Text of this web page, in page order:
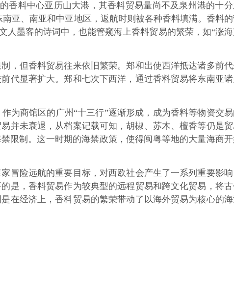
香料中心亚历山大港，其香料贸易量尚不及泉州港的十
亚、南亚和中亚地区，返航时则被各种香料填满。香料
人墨客的诗词中，也能管窥海上香料贸易的繁荣，如“涨
但香料贸易往来依旧繁荣。郑和出使西洋抵达诸多前
代显著扩大。郑和七次下西洋，通过香料贸易将东南亚
商馆区的广州“十三行”逐渐形成，成为香料等物资交
并未衰退，从档案记载可知，胡椒、苏木、檀香等仍是
限制。这一时期的海禁政策，使得闽粤等地的大量海商
险远航的重要目标，对西欧社会产生了一系列重要影
是，香料贸易作为较典型的远程贸易和跨文化贸易，将
在经济上，香料贸易的繁荣带动了以海外贸易为核心的